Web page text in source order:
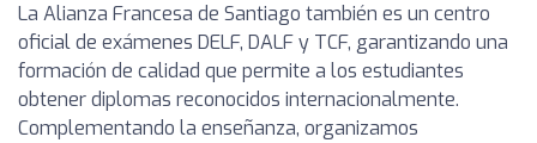
La Alianza Francesa de Santiago también es un centro
oficial de exámenes DELF, DALF y TCF, garantizando una
formación de calidad que permite a los estudiantes
obtener diplomas reconocidos internacionalmente.
Complementando la enseñanza, organizamos